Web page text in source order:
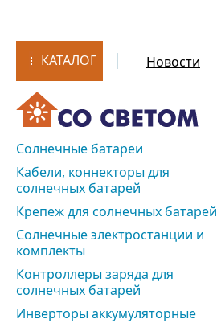
КАТАЛОГ Новости
Солнечные батареи
Кабели, коннекторы для
солнечных батарей
Крепеж для солнечных батарей
Солнечные электростанции и
комплекты
Контроллеры заряда для
солнечных батарей
Инверторы аккумуляторные